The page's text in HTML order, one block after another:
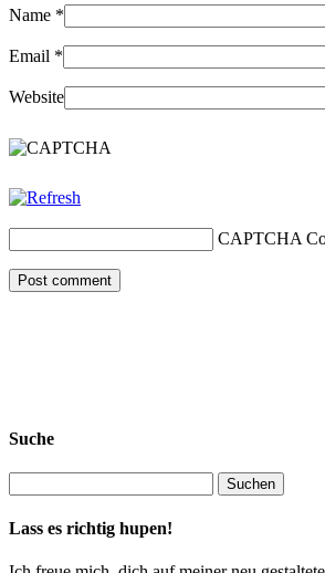
Name *
Email *
Website
CAPTCHA
Suche
Lass es richtig hupen!